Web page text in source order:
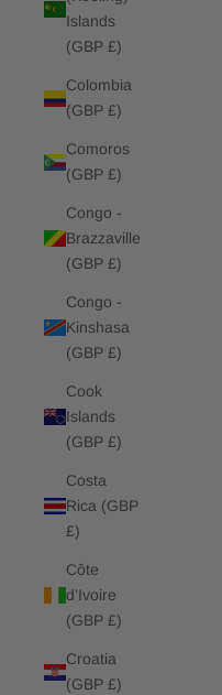
Islands
(GBP £)
Colombia
(GBP £)
Comoros
(GBP £)
Congo -
Brazzaville
(GBP £)
Congo -
Kinshasa
(GBP £)
Cook
Islands
(GBP £)
Costa
Rica (GBP
£)
Côte
d’Ivoire
(GBP £)
Croatia
(GBP £)